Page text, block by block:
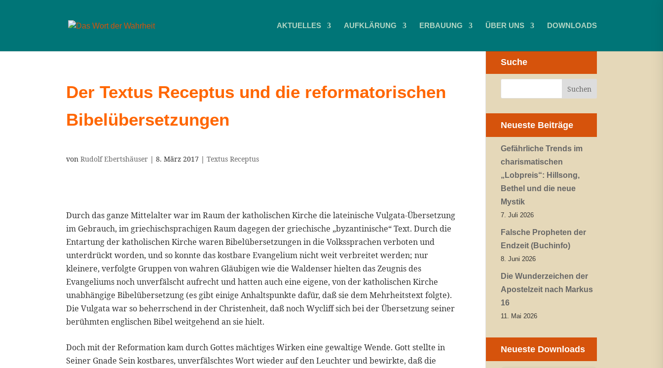
AKTUELLES AUFKLÄRUNG ERBAUUNG ÜBER UNS DOWNLOADS
Der Textus Receptus und die reformatorischen
Bibelübersetzungen
vonRudolf Ebertshäuser |8. März 2017 |Textus Receptus
Durch das ganze Mittelalter war im Raum der katholischen Kirche die lateinische Vulgata-Übersetzung
im Gebrauch, im griechischsprachigen Raum dagegen der griechische „byzantinische“ Text. Durch die
Entartung der katholischen Kirche waren Bibelübersetzungen in die Volkssprachen verboten und
unterdrückt worden, und so konnte das kostbare Evangelium nicht weit verbreitet werden; nur
kleinere, verfolgte Gruppen von wahren Gläubigen wie die Waldenser hielten das Zeugnis des
Evangeliums noch unverfälscht aufrecht und hatten auch eine eigene, von der katholischen Kirche
unabhängige Bibelübersetzung (es gibt einige Anhaltspunkte dafür, daß sie dem Mehrheitstext folgte).
Die Vulgata war so beherrschend in der Christenheit, daß noch Wycliff sich bei der Übersetzung seiner
berühmten englischen Bibel weitgehend an sie hielt.
Doch mit der Reformation kam durch Gottes mächtiges Wirken eine gewaltige Wende. Gott stellte in
Seiner Gnade Sein kostbares, unverfälschtes Wort wieder auf den Leuchter und bewirkte, daß die
Suche
Neueste Beiträge
Gefährliche Trends im
charismatischen
„Lobpreis“: Hillsong,
Bethel und die neue
Mystik
7. Juli 2026
Falsche Propheten der
Endzeit (Buchinfo)
8. Juni 2026
Die Wunderzeichen der
Apostelzeit nach Markus
16
11. Mai 2026
Neueste Downloads